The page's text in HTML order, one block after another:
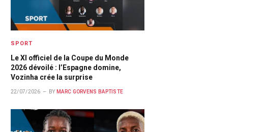
SPORT
Le XI officiel de la Coupe du Monde
2026 dévoilé : l’Espagne domine,
Vozinha crée la surprise
22/07/2026 BY MARC GORVENS BAPTISTE